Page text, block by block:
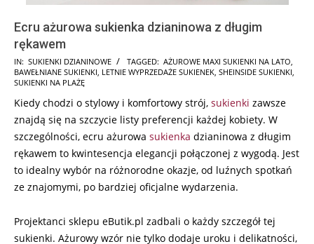
Ecru ażurowa sukienka dzianinowa z długim
rękawem
2025-
03-
IN: SUKIENKI DZIANINOWE TAGGED: AŻUROWE MAXI SUKIENKI NA LATO,
BAWEŁNIANE SUKIENKI, LETNIE WYPRZEDAŻE SUKIENEK, SHEINSIDE SUKIENKI,
SUKIENKI NA PLAŻĘ
Kiedy chodzi o stylowy i komfortowy strój, sukienki zawsze
znajdą się na szczycie listy preferencji każdej kobiety. W
szczególności, ecru ażurowa sukienka dzianinowa z długim
rękawem to kwintesencja elegancji połączonej z wygodą. Jest
to idealny wybór na różnorodne okazje, od luźnych spotkań
ze znajomymi, po bardziej oficjalne wydarzenia.
Projektanci sklepu eButik.pl zadbali o każdy szczegół tej
sukienki. Ażurowy wzór nie tylko dodaje uroku i delikatności,